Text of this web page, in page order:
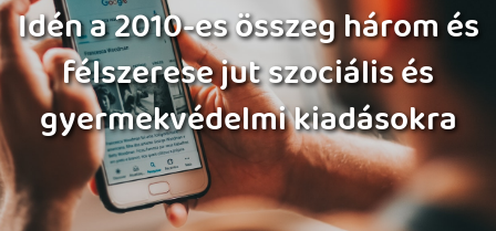
Idén a 2010-es összeg három és
félszerese jut szociális és
gyermekvédelmi kiadásokra